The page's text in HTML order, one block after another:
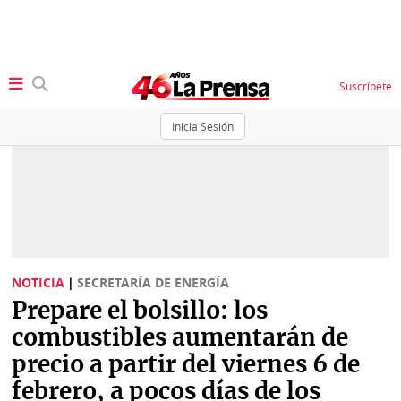
Inicia Sesión
Suscríbete
Sociedad
Judiciales
Política
Economía
Status
K
Vivir+
NOTICIA | SECRETARÍA DE ENERGÍA
Prepare el bolsillo: los
combustibles aumentarán de
precio a partir del viernes 6 de
febrero, a pocos días de los